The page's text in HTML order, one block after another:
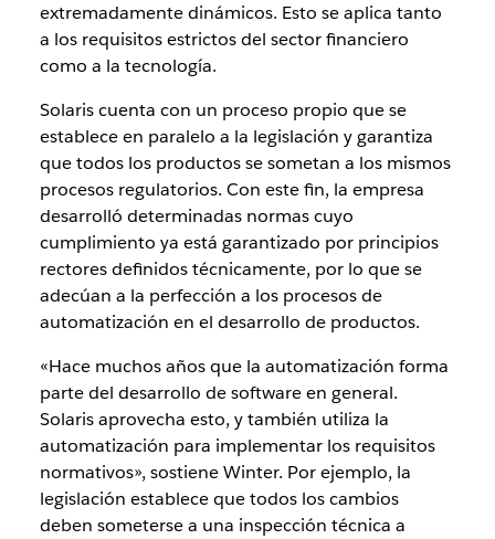
extremadamente dinámicos. Esto se aplica tanto
a los requisitos estrictos del sector financiero
como a la tecnología.
Solaris cuenta con un proceso propio que se
establece en paralelo a la legislación y garantiza
que todos los productos se sometan a los mismos
procesos regulatorios. Con este fin, la empresa
desarrolló determinadas normas cuyo
cumplimiento ya está garantizado por principios
rectores definidos técnicamente, por lo que se
adecúan a la perfección a los procesos de
automatización en el desarrollo de productos.
«Hace muchos años que la automatización forma
parte del desarrollo de software en general.
Solaris aprovecha esto, y también utiliza la
automatización para implementar los requisitos
normativos», sostiene Winter. Por ejemplo, la
legislación establece que todos los cambios
deben someterse a una inspección técnica a